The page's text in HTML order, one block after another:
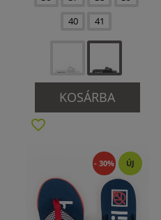
40
41
KOSÁRBA
- 30% ÚJ